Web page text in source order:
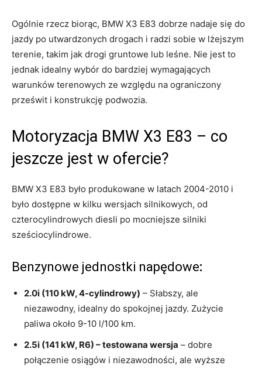
Ogólnie rzecz biorąc, BMW X3 E83 dobrze nadaje się do
jazdy po utwardzonych drogach i radzi sobie w lżejszym
terenie, takim jak drogi gruntowe lub leśne. Nie jest to
jednak idealny wybór do bardziej wymagających
warunków terenowych ze względu na ograniczony
prześwit i konstrukcję podwozia.
Motoryzacja BMW X3 E83 – co
jeszcze jest w ofercie?
BMW X3 E83 było produkowane w latach 2004-2010 i
było dostępne w kilku wersjach silnikowych, od
czterocylindrowych diesli po mocniejsze silniki
sześciocylindrowe.
Benzynowe jednostki napędowe:
2.0i (110 kW, 4-cylindrowy) – Słabszy, ale
niezawodny, idealny do spokojnej jazdy. Zużycie
paliwa około 9-10 l/100 km.
2.5i (141 kW, R6) – testowana wersja – dobre
połączenie osiągów i niezawodności, ale wyższe